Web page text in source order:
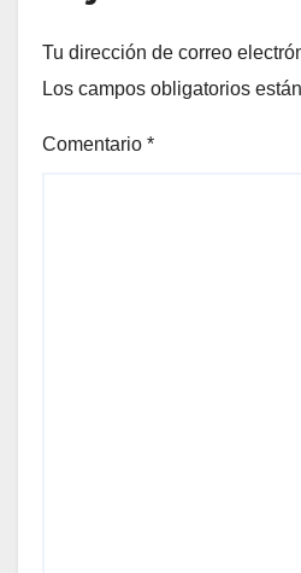
Tu dirección de correo
Los campos obligatorios
Comentario *